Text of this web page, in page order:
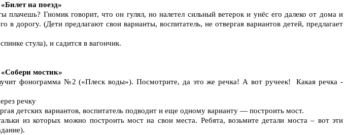
на поезд»
Гномик говорит, что он гулял, но налетел сильный ветерок и унёс его далеко от дома и
(Дети предлагают свои варианты, воспитатель, не отвергая вариантов детей, предлагает
стула), и садится в вагончик.
мостик»
фонограмма №2 («Плеск воды»). Посмотрите, да это же речка! А вот ручеек! Какая речка -
речку
детских вариантов, воспитатель подводит и еще одному варианту — построить мост.
из которых можно построить мост на свои места. Ребята, возьмите детали моста – вот эти